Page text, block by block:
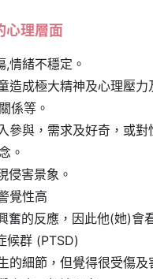
心理層面
,情緒不穩定。
造成極大精神及心理壓
係等。
參與，需求及好奇，或
。
侵害景象。
覺性高
奮的反應，因此他(她)會
候群 (PTSD)
的細節，但覺得很受傷及